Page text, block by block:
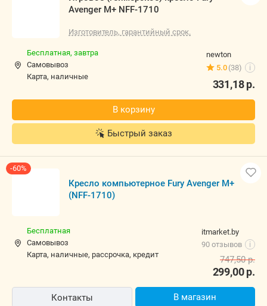
Avenger M+ NFF-1710
Изготовитель, гарантийный срок.
newton
5.0 (38) i
Бесплатная, завтра
Самовывоз
карта, наличные
331,18р.
В корзину
Быстрый заказ
-60%
Кресло компьютерное Fury Avenger M+
(NFF-1710)
itmarket.by
90 отзывов
i
Бесплатная
Самовывоз
карта, наличные, рассрочка, кредит
299,00р.
747,50р.
Контакты В магазин